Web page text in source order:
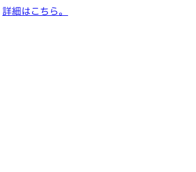
詳細はこちら。